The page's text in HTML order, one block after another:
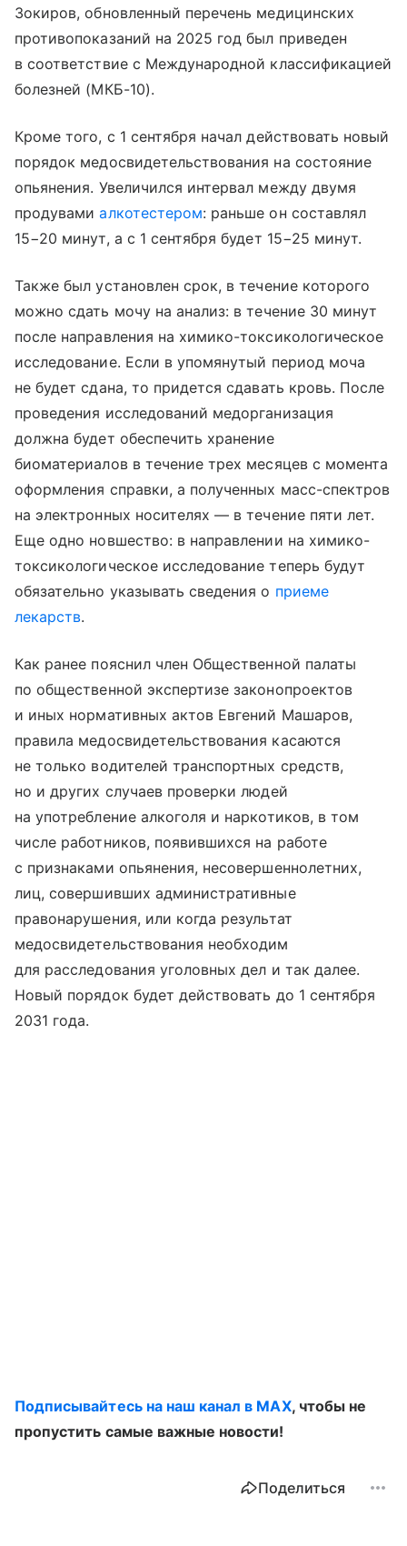
Зокиров, обновленный перечень медицинских
противопоказаний на 2025 год был приведен
в соответствие с Международной классификацией
болезней (МКБ-10).
Кроме того, с 1 сентября начал действовать новый
порядок медосвидетельствования на состояние
опьянения. Увеличился интервал между двумя
продувамиалкотестером: раньше он составлял
15−20 минут, а с 1 сентября будет 15−25 минут.
Также был установлен срок, в течение которого
можно сдать мочу на анализ: в течение 30 минут
после направления на химико-токсикологическое
исследование. Если в упомянутый период моча
не будет сдана, то придется сдавать кровь. После
проведения исследований медорганизация
должна будет обеспечить хранение
биоматериалов в течение трех месяцев с момента
оформления справки, а полученных масс-спектров
на электронных носителях — в течение пяти лет.
Еще одно новшество: в направлении на химико-
токсикологическое исследование теперь будут
обязательно указывать сведения о приеме
лекарств.
Как ранее пояснил член Общественной палаты
по общественной экспертизе законопроектов
и иных нормативных актов Евгений Машаров,
правила медосвидетельствования касаются
не только водителей транспортных средств,
но и других случаев проверки людей
на употребление алкоголя и наркотиков, в том
числе работников, появившихся на работе
с признаками опьянения, несовершеннолетних,
лиц, совершивших административные
правонарушения, или когда результат
медосвидетельствования необходим
для расследования уголовных дел и так далее.
Новый порядок будет действовать до 1 сентября
2031 года.
Подписывайтесь на наш канал в MAX, чтобы не
пропустить самые важные новости!
Поделиться